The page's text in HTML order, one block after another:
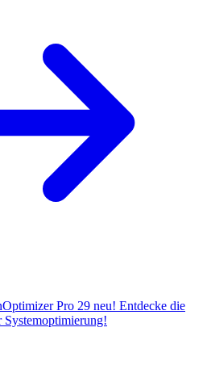
Pro 29 neu! Entdecke die
Systemoptimierung!